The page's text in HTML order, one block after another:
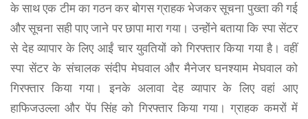
के साथ एक टीम का गठन कर बोगस ग्राहक भेजकर सूचना पुख्ता की गई
और सूचना सही पाए जाने पर छापा मारा गया। उन्होंने बताया कि स्पा सेंटर
से देह व्यापार के लिए आईं चार युवतियों को गिरफ्तार किया गया है। वहीं
स्पा सेंटर के संचालक संदीप मेघवाल और मैनेजर घनश्याम मेघवाल को
गिरफ्तार किया गया। इनके अलावा देह व्यापार के लिए वहां आए
हाफिजउल्ला और पेंप सिंह को गिरफ्तार किया गया। ग्राहक कमरों में